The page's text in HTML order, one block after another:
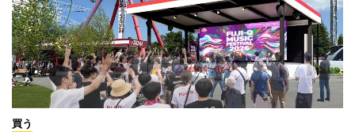
買う